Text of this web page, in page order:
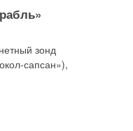
зонд
сапсан»),